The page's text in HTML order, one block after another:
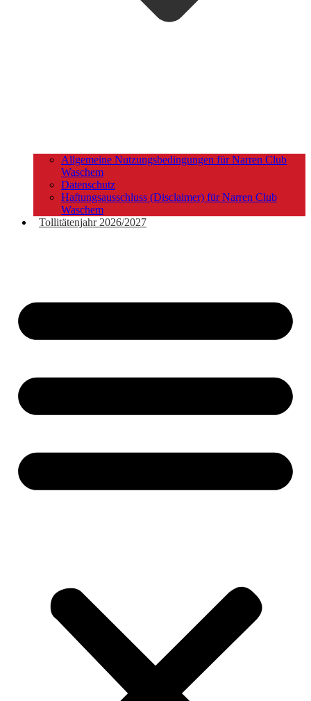
Allgemeine Nutzungsbedingungen für Narren Club
Waschem
Datenschutz
Haftungsausschluss (Disclaimer) für Narren Club
Waschem
Tollitätenjahr 2026/2027